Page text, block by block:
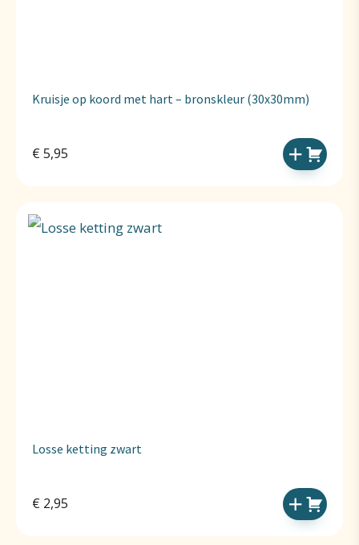
Kruisje op koord met hart – bronskleur (30x30mm)
€ 5,95
Losse ketting zwart
€ 2,95